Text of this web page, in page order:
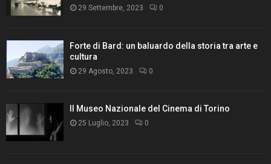
29 Settembre, 2023 0
Forte di Bard: un baluardo della storia tra arte e
cultura
29 Agosto, 2023 0
Il Museo Nazionale del Cinema di Torino
25 Luglio, 2023 0